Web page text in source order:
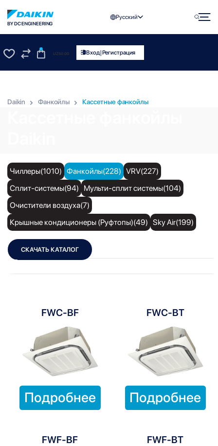
BY DC ENGINEERING
Русский
0
UZS0.00 Вход|Регистрация
Daikin Фанкойлы Кассетные фанкойлы
Чиллеры(1010) Фанкойлы(228) VRV(227)
Сплит-системы(94)
Мульти-сплит системы(104)
Очистители воздуха(7)
Крышные кондиционеры (Руфтопы)(49) Sky Air(199)
СКАЧАТЬ КАТАЛОГ
Показать фильтры
Показать:
FWC-BF
Подробнее
FWC-BT
Подробнее
FWF-BF FWF-BT